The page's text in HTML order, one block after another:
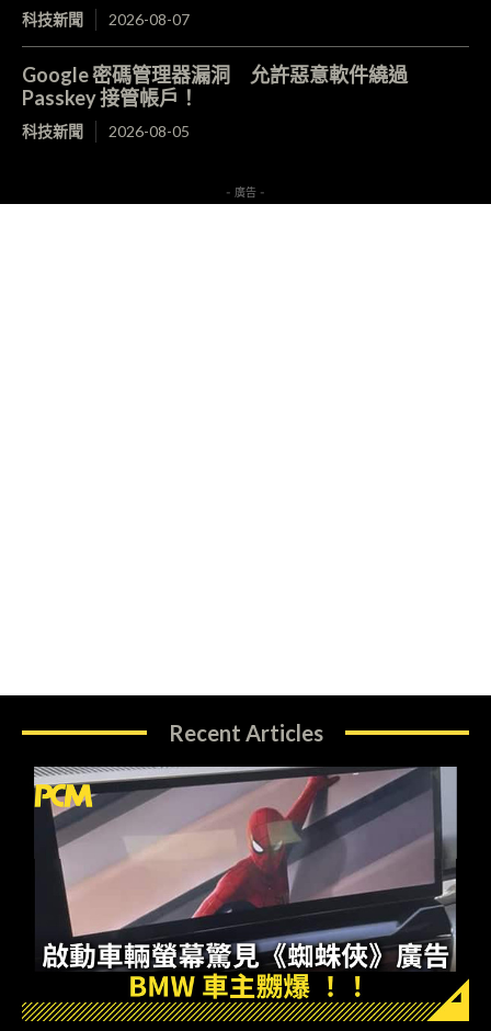
科技新聞 2026-08-07
Google 密碼管理器漏洞 允許惡意軟件繞過
Passkey 接管帳戶！
科技新聞 2026-08-05
- 廣告 -
Recent Articles